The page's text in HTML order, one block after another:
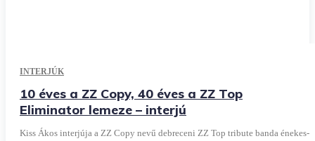
INTERJÚK
10 éves a ZZ Copy, 40 éves a ZZ Top
Eliminator lemeze – interjú
Kiss Ákos interjúja a ZZ Copy nevű debreceni ZZ Top tribute banda énekes-